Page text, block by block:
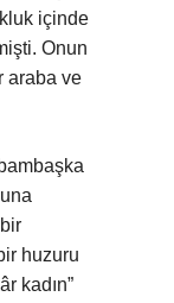
içinde
Onun
araba ve
huzuru
kadın”